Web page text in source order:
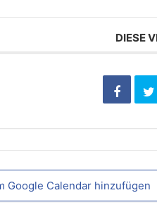
DIESE
Google Calendar hinzufügen